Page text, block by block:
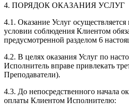
4. ПОРЯДОК ОКАЗАНИЯ УСЛУГ
4.1. Оказание Услуг
условии соблюдения Клиентом
предусмотренной разделом 6
4.2. В целях оказания Услуг по
Исполнитель вправе привлекать
Преподаватели).
4.3. До непосредственного начала
оплаты Клиентом Исполнителю: